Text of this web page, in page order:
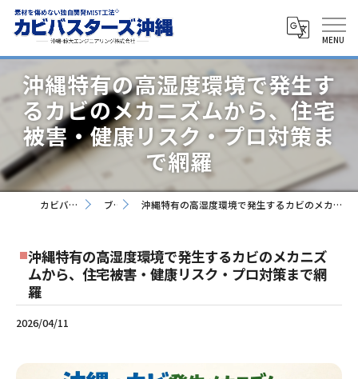
沖縄特有の高湿度環境で発生す
るカビのメカニズムから、住宅
被害・健康リスク・プロ対策ま
で網羅
カビバスターズ沖縄 ブログ 沖縄特有の高湿度環境で発生するカビのメカニズムから、住宅被害・健康リスク・プロ対策まで網羅
沖縄特有の高湿度環境で発生するカビのメカニズ
ムから、住宅被害・健康リスク・プロ対策まで網
羅
2026/04/11